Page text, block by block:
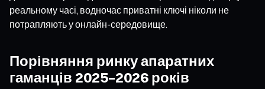
реальному часі, водночас приватні ключі ніколи не
потрапляють у онлайн-середовище.
Порівняння ринку апаратних
гаманців 2025–2026 років